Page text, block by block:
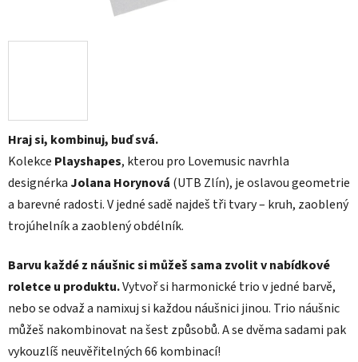
Hraj si, kombinuj, buď svá.
Kolekce Playshapes, kterou pro Lovemusic navrhla
designérka Jolana Horynová (UTB Zlín), je oslavou geometrie
a barevné radosti. V jedné sadě najdeš tři tvary – kruh, zaoblený
trojúhelník a zaoblený obdélník.
Barvu každé z náušnic si můžeš sama zvolit v nabídkové
roletce u produktu.Vytvoř si harmonické trio v jedné barvě,
nebo se odvaž a namixuj si každou náušnici jinou. Trio náušnic
můžeš nakombinovat na šest způsobů. A se dvěma sadami pak
vykouzlíš neuvěřitelných 66 kombinací!